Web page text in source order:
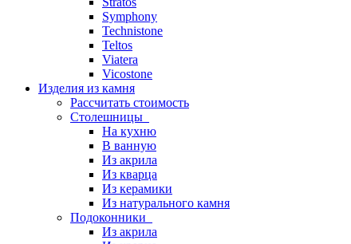
Symphony
Technistone
Teltos
Viatera
Vicostone
Изделия из камня
Рассчитать стоимость
Столешницы
На кухню
В ванную
Из акрила
Из кварца
Из керамики
Из натурального камня
Подоконники
Из акрила